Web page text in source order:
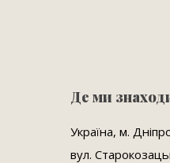
Де ми
Україна, м.
вул.